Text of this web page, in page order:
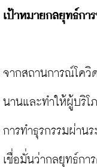
เป้าหมายกลยุทธ์กา
จากสถานการณ์โควิ
นานและทำให้ผู้บริโ
การทำธุรกรรมผ่าน
เชื่อมั่นว่ากลยุทธ์กา